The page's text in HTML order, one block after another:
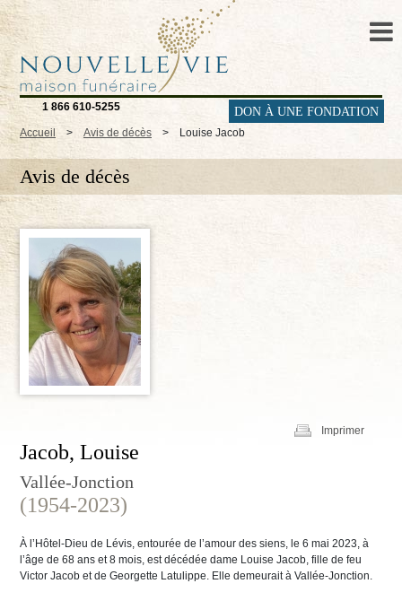
1 866 610-5255 DON À UNE FONDATION
Accueil > Avis de décès > Louise Jacob
Avis de décès
Imprimer
Jacob, Louise
Vallée-Jonction
(1954-2023)
À l’Hôtel-Dieu de Lévis, entourée de l’amour des siens, le 6 mai 2023, à
l’âge de 68 ans et 8 mois, est décédée dame Louise Jacob, fille de feu
Victor Jacob et de Georgette Latulippe. Elle demeurait à Vallée-Jonction.